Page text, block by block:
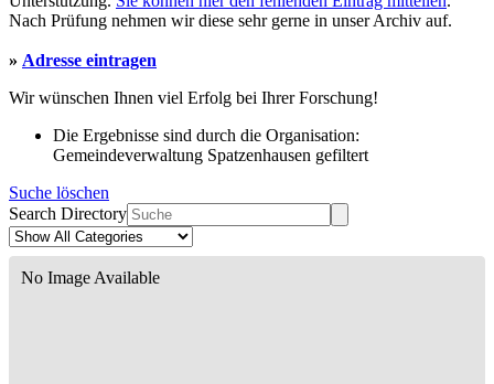
Nach Prüfung nehmen wir diese sehr gerne in unser Archiv auf.
» Adresse eintragen
Wir wünschen Ihnen viel Erfolg bei Ihrer Forschung!
Die Ergebnisse sind durch die Organisation:
Gemeindeverwaltung Spatzenhausen gefiltert
Suche löschen
Search Directory
No Image Available